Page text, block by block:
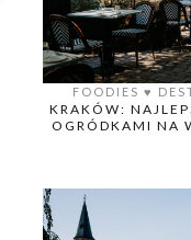
FOODIES ♥️
KRAKÓW:
OGRÓDKAMI NA